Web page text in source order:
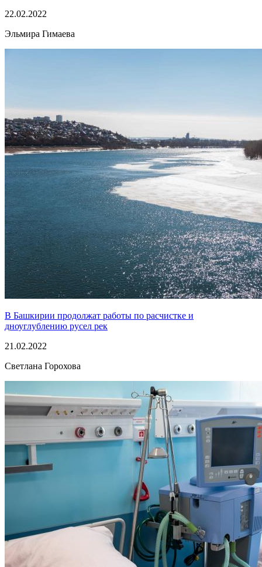
22.02.2022
Эльмира Гимаева
В Башкирии продолжат работы по расчистке и
дноуглублению русел рек
21.02.2022
Светлана Горохова